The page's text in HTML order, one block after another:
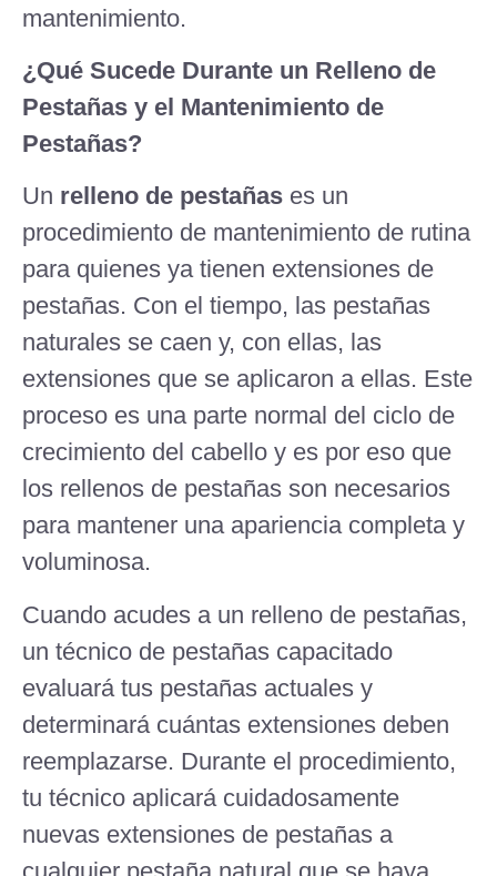
mantenimiento.
¿Qué Sucede Durante un Relleno de
Pestañas y el Mantenimiento de
Pestañas?
Un relleno de pestañas es un
procedimiento de mantenimiento de rutina
para quienes ya tienen extensiones de
pestañas. Con el tiempo, las pestañas
naturales se caen y, con ellas, las
extensiones que se aplicaron a ellas. Este
proceso es una parte normal del ciclo de
crecimiento del cabello y es por eso que
los rellenos de pestañas son necesarios
para mantener una apariencia completa y
voluminosa.
Cuando acudes a un relleno de pestañas,
un técnico de pestañas capacitado
evaluará tus pestañas actuales y
determinará cuántas extensiones deben
reemplazarse. Durante el procedimiento,
tu técnico aplicará cuidadosamente
nuevas extensiones de pestañas a